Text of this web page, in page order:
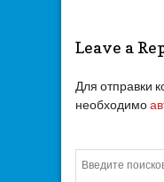
Leave a
Для отправки
необходимо